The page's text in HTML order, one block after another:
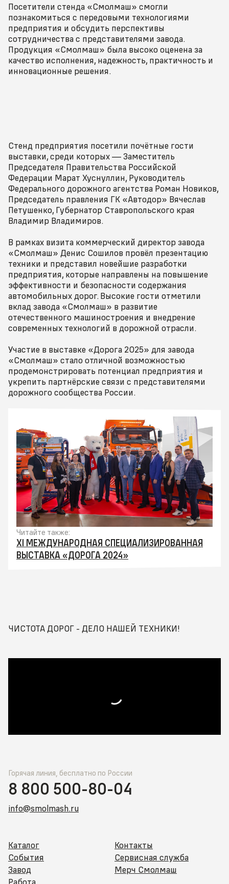
Посетители стенда «Смолмаш» смогли
познакомиться с передовыми технологиями
предприятия и обсудить перспективы
сотрудничества с представителями завода.
Продукция «Смолмаш» была высоко оценена за
качество исполнения, надежность, практичность и
инновационные решения.
Стенд предприятия посетили почётные гости
выставки, среди которых — Заместитель
Председателя Правительства Российской
Федерации Марат Хуснуллин, Руководитель
Федерального дорожного агентства Роман Новиков,
Председатель правления ГК «Автодор» Вячеслав
Петушенко, Губернатор Ставропольского края
Владимир Владимиров.
В рамках визита коммерческий директор завода
«Смолмаш» Денис Сошилов провёл презентацию
техники и представил новейшие разработки
предприятия, которые направлены на повышение
эффективности и безопасности содержания
автомобильных дорог. Высокие гости отметили
вклад завода «Смолмаш» в развитие
отечественного машиностроения и внедрение
современных технологий в дорожной отрасли.
Участие в выставке «Дорога 2025» для завода
«Смолмаш» стало отличной возможностью
продемонстрировать потенциал предприятия и
укрепить партнёрские связи с представителями
дорожного сообщества России.
Читайте также:
XI МЕЖДУНАРОДНАЯ СПЕЦИАЛИЗИРОВАННАЯ
ВЫСТАВКА «ДОРОГА 2024»
ЧИСТОТА ДОРОГ - ДЕЛО НАШЕЙ ТЕХНИКИ!
Каталог
События
Завод
Контакты
Сервисная служба
Мерч Смолмаш
Горячая линия, бесплатно по России
8 800 500-80-04
info@smolmash.ru